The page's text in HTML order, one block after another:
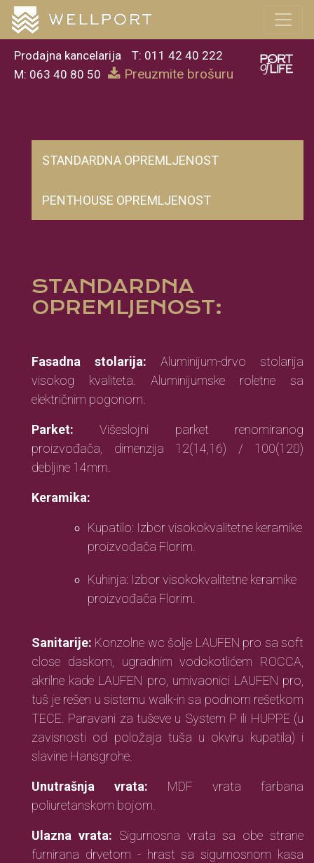
Prodajna kancelarija
T: 011 42 40 222
M: 063 40 80 50
Preuzmite brošuru
STANDARDNA OPREMLJENOST
PENTHOUSE OPREMLJENOST
STANDARDNA
OPREMLJENOST:
Fasadna stolarija: Aluminijum-drvo stolarija
visokog kvaliteta. Aluminijumske roletne sa
električnim pogonom.
Parket: Višeslojni parket renomiranog
proizvođača, dimenzija 12(14,16) / 100(120)
debljine 14mm.
Keramika:
Kupatilo: Izbor visokokvalitetne keramike
proizvođača Florim.
Kuhinja: Izbor visokokvalitetne keramike
proizvođača Florim.
Sanitarije: Konzolne wc šolje LAUFEN pro sa soft
close daskom, ugradnim vodokotlićem ROCCA,
akrilne kade LAUFEN pro, umivaonici LAUFEN pro,
tuš je rešen u sistemu walk-in sa podnom rešetkom
TECE. Paravani za tuševe u System P ili HUPPE (u
zavisnosti od položaja tuša u okviru kupatila) i
slavine Hansgrohe.
Unutrašnja vrata: MDF vrata farbana
poliuretanskom bojom.
Ulazna vrata: Sigurnosna vrata sa obe strane
furnirana drvetom - hrast sa sigurnosnom kasa